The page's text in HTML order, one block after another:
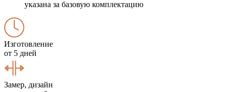
указана за базовую комплектацию
Изготовление
от 5 дней
Замер, дизайн